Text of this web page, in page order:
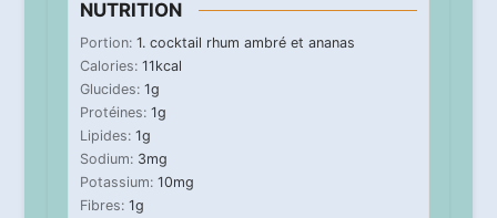
NUTRITION
Portion: 1. cocktail rhum ambré et ananas
Calories: 11kcal
Glucides: 1g
Protéines: 1g
Lipides: 1g
Sodium: 3mg
Potassium: 10mg
Fibres: 1g